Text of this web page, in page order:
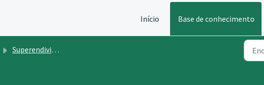
Início Base de conhecimento
Superendividamento